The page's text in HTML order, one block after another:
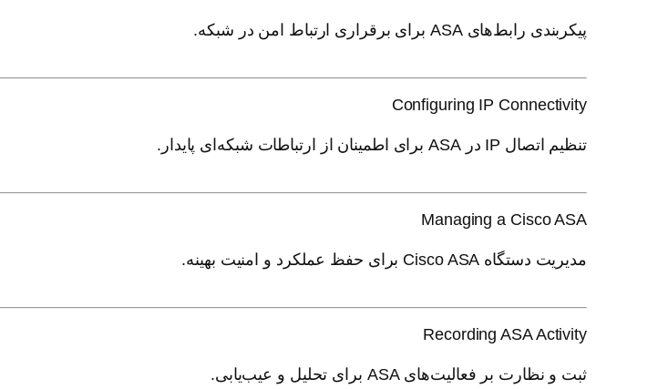
پیکربندی رابط‌های ASA برای برقراری ارتباط امن در شبکه.
Configuring IP Connectivity
تنظیم اتصال IP در ASA برای اطمینان از ارتباطات شبکه‌ای پایدار.
Managing a Cisco ASA
مدیریت دستگاه Cisco ASA برای حفظ عملکرد و امنیت بهینه.
Recording ASA Activity
ثبت و نظارت بر فعالیت‌های ASA برای تحلیل و عیب‌یابی.